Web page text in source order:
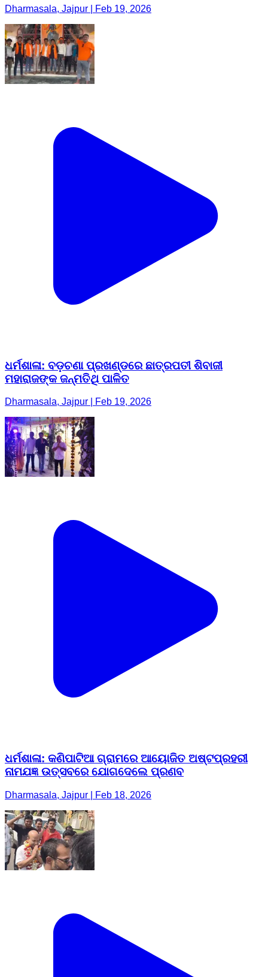
Dharmasala, Jajpur | Feb 19, 2026
ଧର୍ମଶାଳା: ବଡ଼ଚଣା ପ୍ରଖଣ୍ଡରେ ଛାତ୍ରପତୀ ଶିବାଜୀ
ମହାରାଜଙ୍କ ଜନ୍ମତିଥି ପାଳିତ
Dharmasala, Jajpur | Feb 19, 2026
ଧର୍ମଶାଳା: କଣିପାଟିଆ ଗ୍ରାମରେ ଆୟୋଜିତ ଅଷ୍ଟପ୍ରହରୀ
ନାମଯଜ୍ଞ ଉତ୍ସବରେ ଯୋଗଦେଲେ ପ୍ରଣବ
Dharmasala, Jajpur | Feb 18, 2026